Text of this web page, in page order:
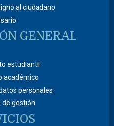
al ciudadano
GENERAL
estudiantil
académico
personales
de gestión